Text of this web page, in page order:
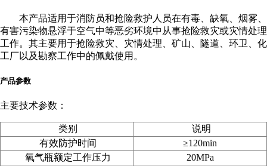
本产品适用于消防员和抢险救护人员在有毒、缺氧、烟雾、
有害污染物悬浮于空气中等恶劣环境中从事抢险救灾或灾情处理
工作。其主要用于抢险救灾、灾情处理、矿山、隧道、环卫、化
工厂以及勘察工作中的佩戴使用。
产品参数
主要技术参数：
类别
说明
有效防护时间
≥120min
氧气瓶额定工作压力
20MPa